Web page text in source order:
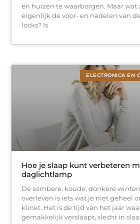
en huizen te waarborgen. Maar wat
eigenlijk de voor- en nadelen van
locks? Is
ELECTRONICA EN
Hoe je slaap kunt verbeteren
daglichtlamp
De sombere, koude, donkere
overleven is iets wat je niet geheel
klinkt. Het is de tijd van het jaar
gemakkelijk verslaapt, slecht in